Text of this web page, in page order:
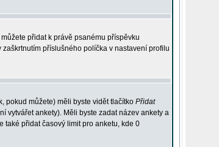
můžete přidat k právě psanému příspěvku
příslušného políčka v nastavení profilu
pokud můžete) měli byste vidět tlačítko Přidat
vytvářet ankety). Měli byste zadat název ankety a
také přidat časový limit pro anketu, kde 0